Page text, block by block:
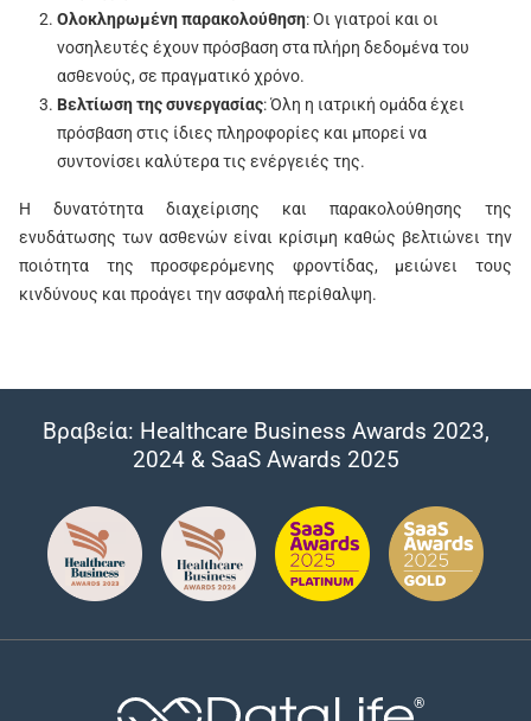
Ολοκληρωμένη παρακολούθηση: Οι γιατροί και οι
νοσηλευτές έχουν πρόσβαση στα πλήρη δεδομένα του
ασθενούς, σε πραγματικό χρόνο.
Βελτίωση της συνεργασίας: Όλη η ιατρική ομάδα έχει
πρόσβαση στις ίδιες πληροφορίες και μπορεί να
συντονίσει καλύτερα τις ενέργειές της.
Η δυνατότητα διαχείρισης και παρακολούθησης της
ενυδάτωσης των ασθενών είναι κρίσιμη καθώς βελτιώνει την
ποιότητα της προσφερόμενης φροντίδας, μειώνει τους
κινδύνους και προάγει την ασφαλή περίθαλψη.
Βραβεία: Healthcare Business Awards 2023,
2024 & SaaS Awards 2025
®